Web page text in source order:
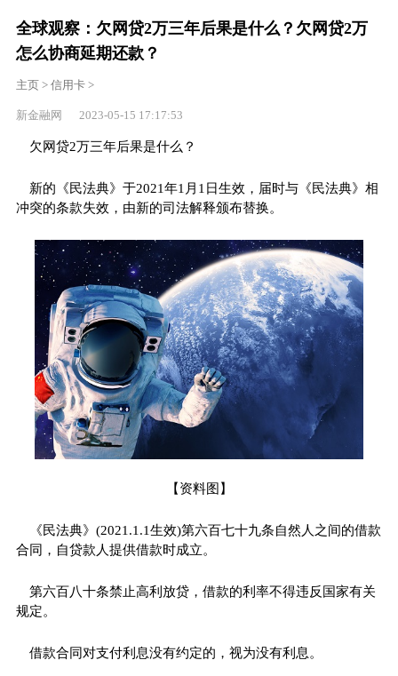
全球观察：欠网贷2万三年后果是什么？欠网贷2万
怎么协商延期还款？
主页> 信用卡>
新金融网 2023-05-15 17:17:53
欠网贷2万三年后果是什么？
新的《民法典》于2021年1月1日生效，届时与《民法典》相
冲突的条款失效，由新的司法解释颁布替换。
【资料图】
《民法典》(2021.1.1生效)第六百七十九条自然人之间的借款
合同，自贷款人提供借款时成立。
第六百八十条禁止高利放贷，借款的利率不得违反国家有关
规定。
借款合同对支付利息没有约定的，视为没有利息。